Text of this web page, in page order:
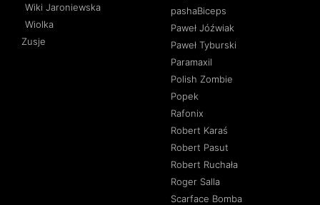
Wiki Jaroniewska
Wiolka
Zusje
pashaBiceps
Paweł Jóźwiak
Paweł Tyburski
Paramaxil
Polish Zombie
Popek
Rafonix
Robert Karaś
Robert Pasut
Robert Ruchała
Roger Salla
Scarface Bomba